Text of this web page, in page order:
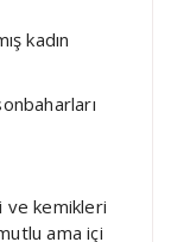
kadın
ve kemikleri
ama içi